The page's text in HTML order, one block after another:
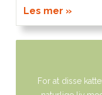
Les mer »
For at disse